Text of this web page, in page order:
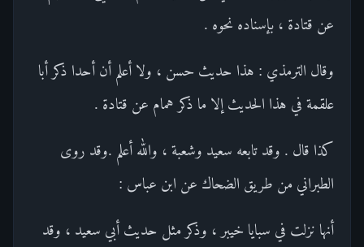
عن قتادة ، بإسناده نحوه .
وقال الترمذي : هذا حديث حسن ، ولا أعلم أن أحدا ذكر أبا
علقمة في هذا الحديث إلا ما ذكر همام عن قتادة .
كذا قال . وقد تابعه سعيد وشعبة ، والله أعلم .وقد روى
الطبراني من طريق الضحاك عن ابن عباس :
أنها نزلت في سبايا خيبر ، وذكر مثل حديث أبي سعيد ، وقد